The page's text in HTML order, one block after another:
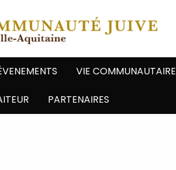
VIE COMMUNAUTAIRE
PARTENAIRES